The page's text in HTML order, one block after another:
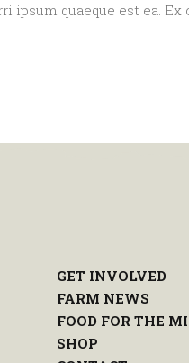
ipsum quaeque est ea.
GET INVOLVED
FARM NEWS
FOOD FOR THE
SHOP